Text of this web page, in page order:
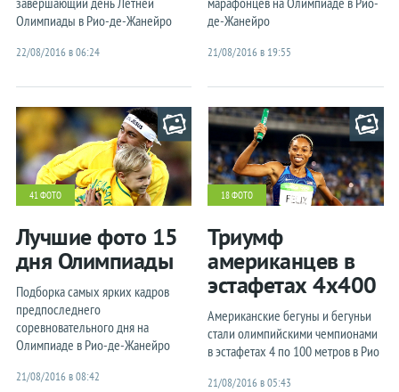
Олимпиады в Рио-де-Жанейро
22/08/2016 в 06:24
де-Жанейро
21/08/2016 в 19:55
41 ФОТО
Лучшие фото 15
дня Олимпиады
Подборка самых ярких кадров
предпоследнего
соревновательного дня на
Олимпиаде в Рио-де-Жанейро
21/08/2016 в 08:42
18 ФОТО
Триумф
американцев в
эстафетах 4x400
Американские бегуны и бегуньи
стали олимпийскими чемпионами
в эстафетах 4 по 100 метров в Рио
21/08/2016 в 05:43